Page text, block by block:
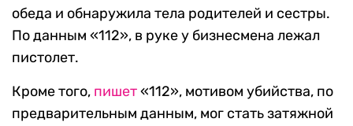
обеда и обнаружила тела родителей и сестры.
По данным «112», в руке у бизнесмена лежал
пистолет.
Кроме того, пишет«112», мотивом убийства, по
предварительным данным, мог стать затяжной